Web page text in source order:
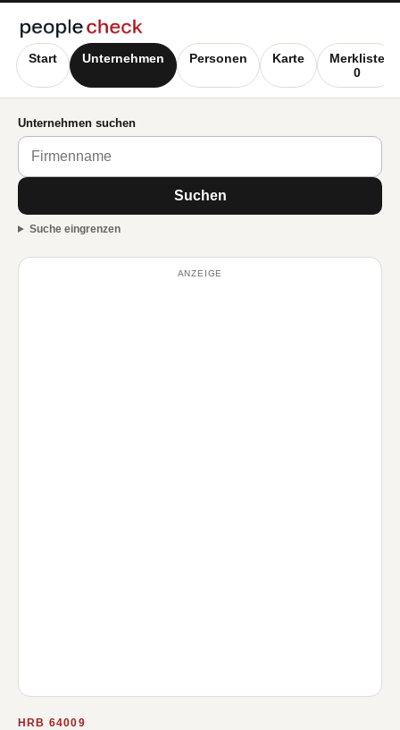
Start Unternehmen Personen Karte
Merkliste
0
Unternehmen suchen
Suchen
Suche eingrenzen
ANZEIGE
HRB 64009